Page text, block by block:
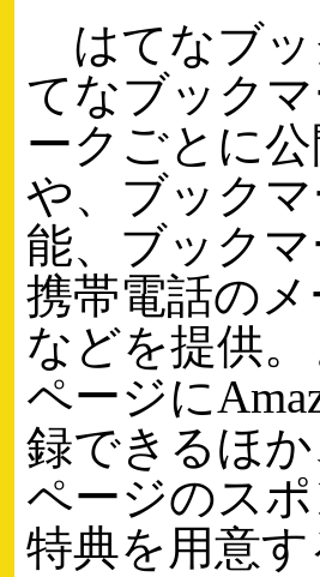
はてなブッ
てなブック
ークごとに
や、ブック
能、ブック
携帯電話の
などを提供
ページに
録できるほ
ページのス
特典を用意